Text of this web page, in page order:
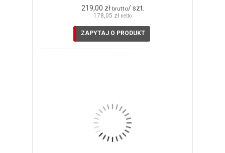
219,00 zł brutto/ szt.
178,05 zł netto
ZAPYTAJ O PRODUKT